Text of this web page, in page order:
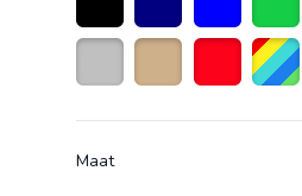
Zwart Marineblauw
Blauw Groen
Maat